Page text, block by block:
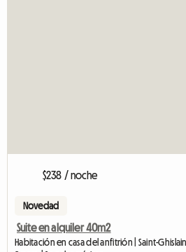
$238 / noche
Novedad
Suite en alquiler 40m2
Habitación en casa del anfitrión | Saint-